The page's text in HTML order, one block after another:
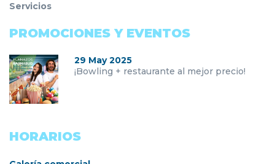
Servicios
PROMOCIONES Y EVENTOS
29 May 2025
¡Bowling + restaurante al mejor precio!
HORARIOS